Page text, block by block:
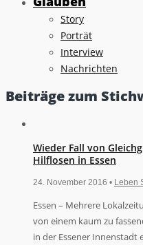
Story
Porträt
Interview
Nachrichten
Beiträge zum
Wieder Fall von
Hilflosen in Essen
24. November 2016 • Leben
Essen – Mehrere
von einem kaum zu
in der Essener Innenstadt